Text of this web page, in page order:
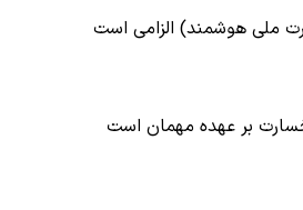
ملی هوشمند) الزامی است
بر عهده مهمان است